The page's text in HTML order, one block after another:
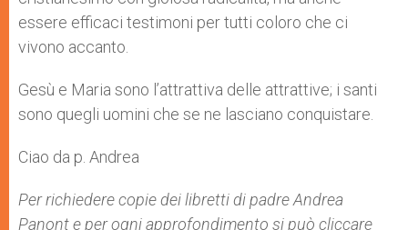
essere efficaci testimoni per tutti coloro che ci
vivono accanto.
Gesù e Maria sono l’attrattiva delle attrattive; i santi
sono quegli uomini che se ne lasciano conquistare.
Ciao da p. Andrea
Per richiedere copie dei libretti di padre Andrea
Panont e per ogni approfondimento si può cliccare